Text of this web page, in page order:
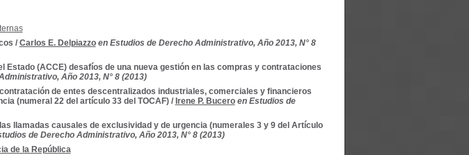
/ Carlos E. Delpiazzo en Estudios de Derecho Administrativo, Año 2013, N° 8
Estado (ACCE) desafíos de una nueva gestión en las compras y contrataciones
Año 2013, N° 8 (2013)
de entes descentralizados industriales, comerciales y financieros
(numeral 22 del artículo 33 del TOCAF)/ Irene P. Bucero en Estudios de
llamadas causales de exclusividad y de urgencia (numerales 3 y 9 del Artículo
de Derecho Administrativo, Año 2013, N° 8 (2013)
de la República